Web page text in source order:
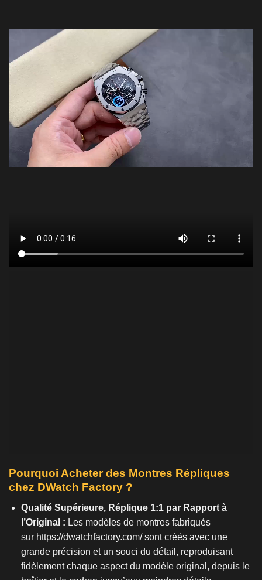
Pourquoi Acheter des Montres Répliques
chez DWatch Factory ?
Qualité Supérieure, Réplique 1:1 par Rapport à
l’Original : Les modèles de montres fabriqués
sur https://dwatchfactory.com/sont créés avec une
grande précision et un souci du détail, reproduisant
fidèlement chaque aspect du modèle original, depuis le